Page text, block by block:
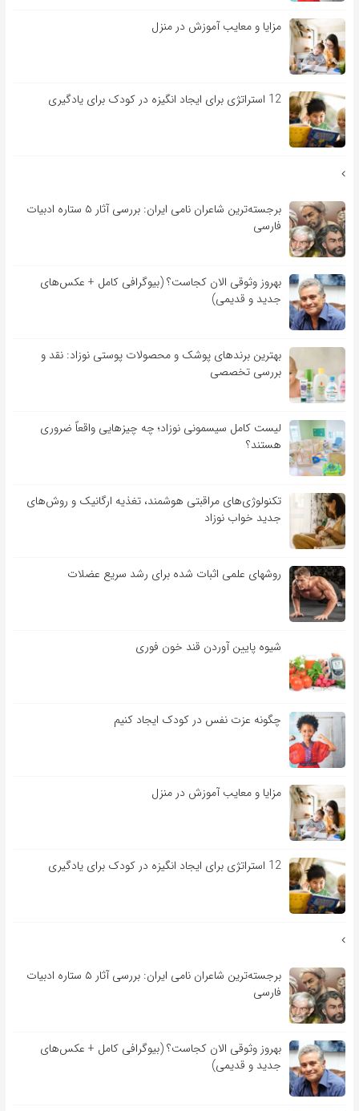
مزایا و معایب آموزش در منزل
12 استراتژی برای ایجاد انگیزه در کودک برای یادگیری
برجسته‌ترین شاعران نامی ایران: بررسی آثار ۵ ستاره ادبیات
فارسی
بهروز وثوقی الان کجاست؟ (بیوگرافی کامل + عکس‌های
جدید و قدیمی)
بهترین برندهای پوشک و محصولات پوستی نوزاد: نقد و
بررسی تخصصی
لیست کامل سیسمونی نوزاد؛ چه چیزهایی واقعاً ضروری
هستند؟
تکنولوژی‌های مراقبتی هوشمند، تغذیه ارگانیک و روش‌های
جدید خواب نوزاد
روشهای علمی اثبات شده برای رشد سریع عضلات
شیوه پایین آوردن قند خون فوری
چگونه عزت نفس در کودک ایجاد کنیم
مزایا و معایب آموزش در منزل
12 استراتژی برای ایجاد انگیزه در کودک برای یادگیری
برجسته‌ترین شاعران نامی ایران: بررسی آثار ۵ ستاره ادبیات
فارسی
بهروز وثوقی الان کجاست؟ (بیوگرافی کامل + عکس‌های
جدید و قدیمی)